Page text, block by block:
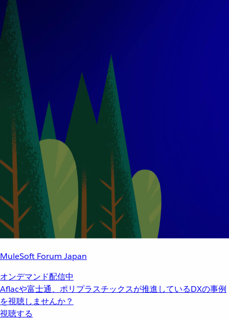
MuleSoft Forum Japan
オンデマンド配信中
Aflacや富士通、ポリプラスチックスが推進しているDXの事例
を視聴しませんか？
視聴する